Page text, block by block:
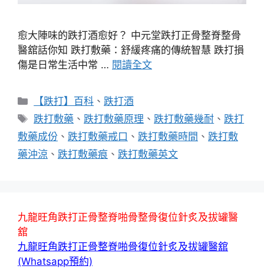
愈大陣味的跌打酒愈好？ 中元堂跌打正骨整脊整骨
醫舘話你知 跌打敷藥：舒緩疼痛的傳統智慧 跌打損
傷是日常生活中常 … 閱讀全文
分
類
【跌打】百科 、跌打酒
標
籤
跌打敷藥 、跌打敷藥原理 、跌打敷藥幾耐 、跌打
敷藥成份 、 跌打敷藥戒口 、 跌打敷藥時間 、 跌打敷
藥沖涼 、 跌打敷藥痕 、 跌打敷藥英文
九龍旺角跌打正骨整脊啪骨整骨復位針炙及拔罐醫
舘
九龍旺角跌打正骨整脊啪骨復位針炙及拔罐醫舘
(Whatsapp預約)